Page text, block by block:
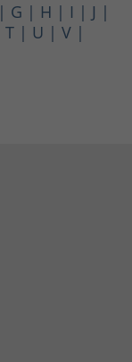
G H I
J
T U
V